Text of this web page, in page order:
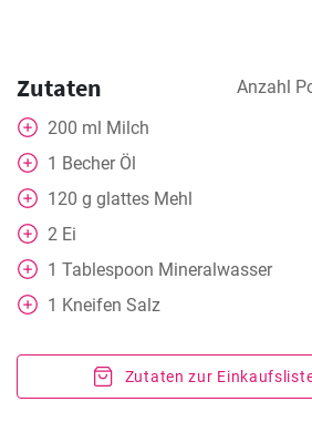
Zutaten Anzahl
200 ml Milch
1 Becher Öl
120 g glattes Mehl
2 Ei
1 Tablespoon Mineralwasser
1 Kneifen Salz
Zutaten zur